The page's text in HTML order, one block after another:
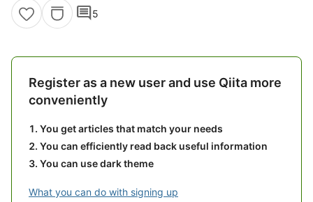
comment5
Register as a new user and use Qiita more
conveniently
You get articles that match your needs
You can efficiently read back useful information
You can use dark theme
What you can do with signing up